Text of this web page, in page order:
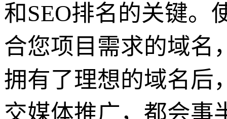
和SEO排名的关键。
合您项目需求的域名
拥有了理想的域名后
交媒体推广，都会事